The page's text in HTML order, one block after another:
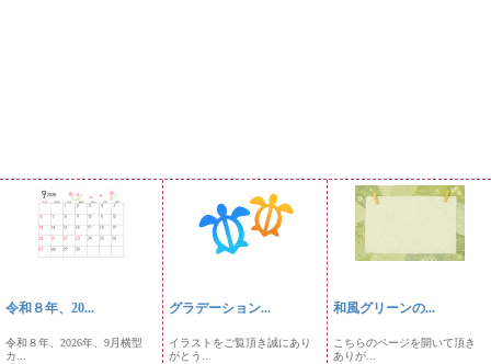
令和８年、20...
令和８年、2026年、9月横型
カ...
グラデーション...
イラストをご覧頂き誠にあり
がとう...
和風グリーンの...
こちらのページを開いて頂き
ありが...